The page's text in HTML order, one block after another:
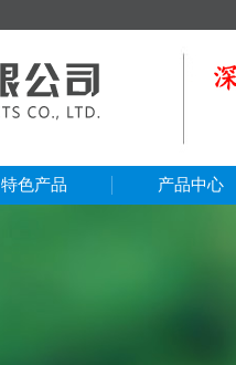
特色产品 产品中心